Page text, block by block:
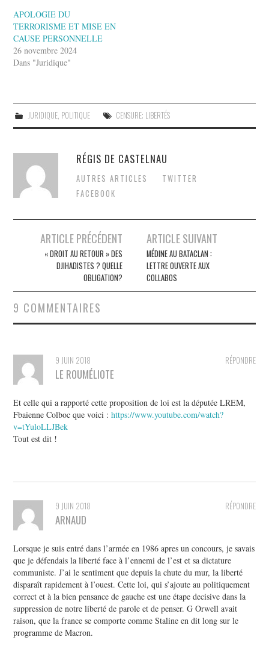
APOLOGIE DU
TERRORISME ET MISE EN
CAUSE PERSONNELLE
26 novembre 2024
Dans "Juridique"
JURIDIQUE, POLITIQUE CENSURE; LIBERTÉS
RÉGIS DE CASTELNAU
AUTRES ARTICLES
TWITTER
FACEBOOK
navigation
ARTICLE PRÉCÉDENT
« DROIT AU RETOUR » DES
DJIHADISTES ? QUELLE
OBLIGATION?
ARTICLE SUIVANT
MÉDINE AU BATACLAN :
LETTRE OUVERTE AUX
COLLABOS
9 COMMENTAIRES
RÉPONDRE
9 JUIN 2018
LE ROUMÉLIOTE
Et celle qui a rapporté cette proposition de loi est la députée LREM,
Fbaienne Colboc que voici :https://www.youtube.com/watch?
v=tYuloLLJBek
Tout est dit !
RÉPONDRE
9 JUIN 2018
ARNAUD
Lorsque je suis entré dans l’armée en 1986 apres un concours, je savais
que je défendais la liberté face à l’ennemi de l’est et sa dictature
communiste. J’ai le sentiment que depuis la chute du mur, la liberté
disparaît rapidement à l’ouest. Cette loi, qui s’ajoute au politiquement
correct et à la bien pensance de gauche est une étape decisive dans la
suppression de notre liberté de parole et de penser. G Orwell avait
raison, que la france se comporte comme Staline en dit long sur le
programme de Macron.